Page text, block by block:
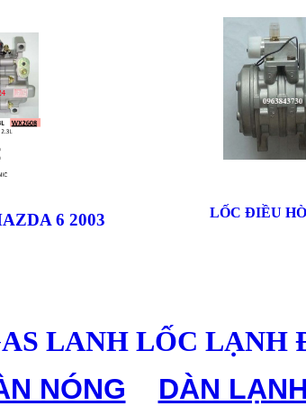
6 2003 LỐC ĐIỀU
LANH LỐC LẠNH
NÓNG DÀN LẠNH